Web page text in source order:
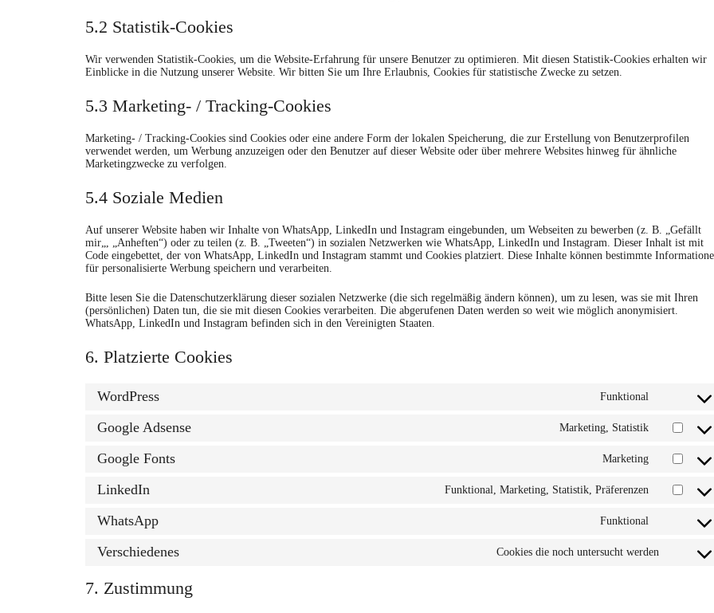
5.2 Statistik-Cookies
Wir verwenden Statistik-Cookies, um die Website-Erfahrung für unsere Benutzer zu optimieren. Mit diesen Statistik-Cookies erhalten wir
Einblicke in die Nutzung unserer Website. Wir bitten Sie um Ihre Erlaubnis, Cookies für statistische Zwecke zu setzen.
5.3 Marketing- / Tracking-Cookies
Marketing- / Tracking-Cookies sind Cookies oder eine andere Form der lokalen Speicherung, die zur Erstellung von Benutzerprofilen
verwendet werden, um Werbung anzuzeigen oder den Benutzer auf dieser Website oder über mehrere Websites hinweg für ähnliche
Marketingzwecke zu verfolgen.
5.4 Soziale Medien
Auf unserer Website haben wir Inhalte von WhatsApp, LinkedIn und Instagram eingebunden, um Webseiten zu bewerben (z. B. „Gefällt
mir„, „Anheften“) oder zu teilen (z. B. „Tweeten“) in sozialen Netzwerken wie WhatsApp, LinkedIn und Instagram. Dieser Inhalt ist mit
Code eingebettet, der von WhatsApp, LinkedIn und Instagram stammt und Cookies platziert. Diese Inhalte können bestimmte
für personalisierte Werbung speichern und verarbeiten.
Bitte lesen Sie die Datenschutzerklärung dieser sozialen Netzwerke (die sich regelmäßig ändern können), um zu lesen, was sie mit Ihren
(persönlichen) Daten tun, die sie mit diesen Cookies verarbeiten. Die abgerufenen Daten werden so weit wie möglich anonymisiert.
WhatsApp, LinkedIn und Instagram befinden sich in den Vereinigten Staaten.
6. Platzierte Cookies
WordPress Funktional
Consent
service
Google Adsense Marketing, Statistik
Consent
service
adsense
Google Fonts Marketing
Consent
service
LinkedIn Funktional, Marketing, Statistik, Präferenzen
Consent
WhatsApp Funktional
Consent
Verschiedenes Cookies die noch untersucht werden
Consent
7. Zustimmung